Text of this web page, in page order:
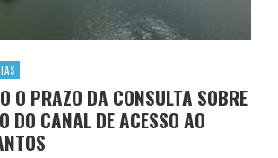
O PRAZO DA CONSULTA SOBRE
DO CANAL DE ACESSO AO